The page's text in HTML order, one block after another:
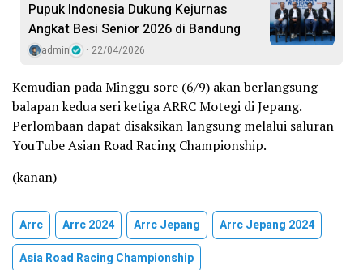
Pupuk Indonesia Dukung Kejurnas
Angkat Besi Senior 2026 di Bandung
admin 22/04/2026
Kemudian pada Minggu sore (6/9) akan berlangsung
balapan kedua seri ketiga ARRC Motegi di Jepang.
Perlombaan dapat disaksikan langsung melalui saluran
YouTube Asian Road Racing Championship.
(kanan)
Arrc Arrc 2024 Arrc Jepang
Arrc Jepang 2024
Asia Road Racing Championship